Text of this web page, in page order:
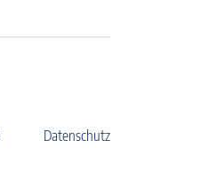
Datenschutz